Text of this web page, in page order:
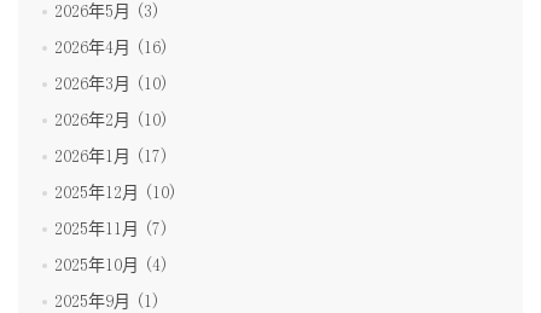
2026年5月 (3)
2026年4月 (16)
2026年3月 (10)
2026年2月 (10)
2026年1月 (17)
2025年12月 (10)
2025年11月 (7)
2025年10月 (4)
2025年9月 (1)